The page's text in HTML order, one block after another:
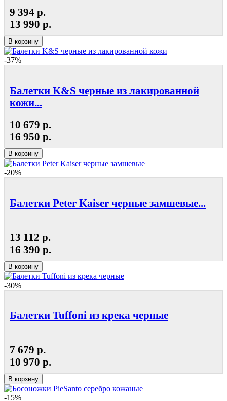
9 394 р.
13 990 р.
В корзину
-37%
Балетки K&S черные из лакированной
кожи...
10 679 р.
16 950 р.
В корзину
-20%
Балетки Peter Kaiser черные замшевые...
13 112 р.
16 390 р.
В корзину
-30%
Балетки Tuffoni из крека черные
7 679 р.
10 970 р.
В корзину
-15%